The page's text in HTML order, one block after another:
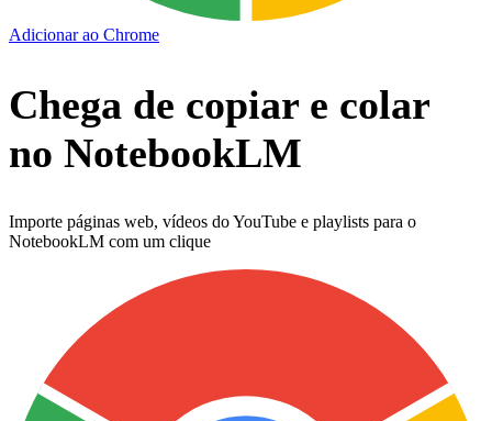
Adicionar ao Chrome
Chega de copiar e colar
no NotebookLM
Importe páginas web, vídeos do YouTube e playlists para o
NotebookLM com um clique